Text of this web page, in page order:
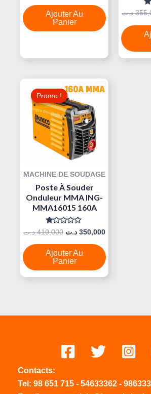
Sur
5
Ajouter Au
Panier
5
د.ت
Promo !
Promo !
MACHINE DE SOUDAGE
Poste À Souder
Onduleur MMA ING-
MMA16015 160A
Note
0
Sur
5
410,000 د.ت
Prix
Initial
Était :
350,000 د.ت
Le
Ajouter Au
Panier
Contacts:
Tel: 98 651 715 - 54633362 -